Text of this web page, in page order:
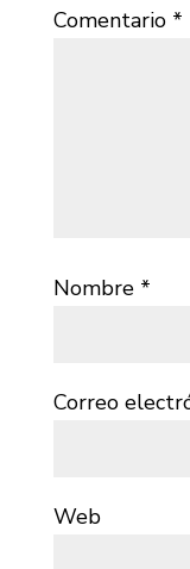
Comentario *
Nombre *
Correo
Web